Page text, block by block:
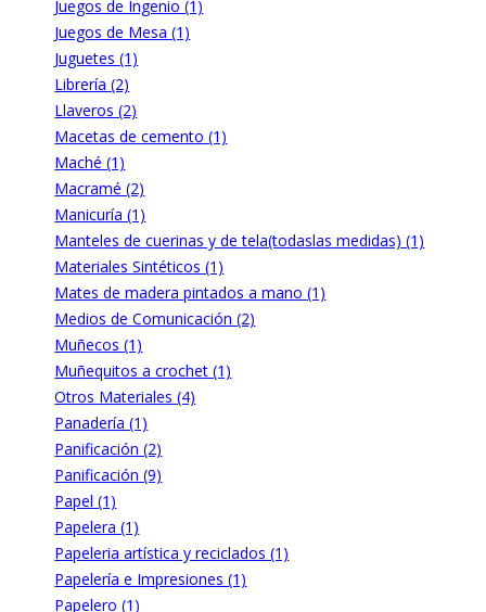
Juegos de Ingenio (1)
Juegos de Mesa (1)
Juguetes (1)
Librería (2)
Llaveros (2)
Macetas de cemento (1)
Maché (1)
Macramé (2)
Manicuría (1)
Manteles de cuerinas y de tela(todaslas medidas) (1)
Materiales Sintéticos (1)
Mates de madera pintados a mano (1)
Medios de Comunicación (2)
Muñecos (1)
Muñequitos a crochet (1)
Otros Materiales (4)
Panadería (1)
Panificación (2)
Panificación (9)
Papel (1)
Papelera (1)
Papeleria artística y reciclados (1)
Papelería e Impresiones (1)
Papelero (1)